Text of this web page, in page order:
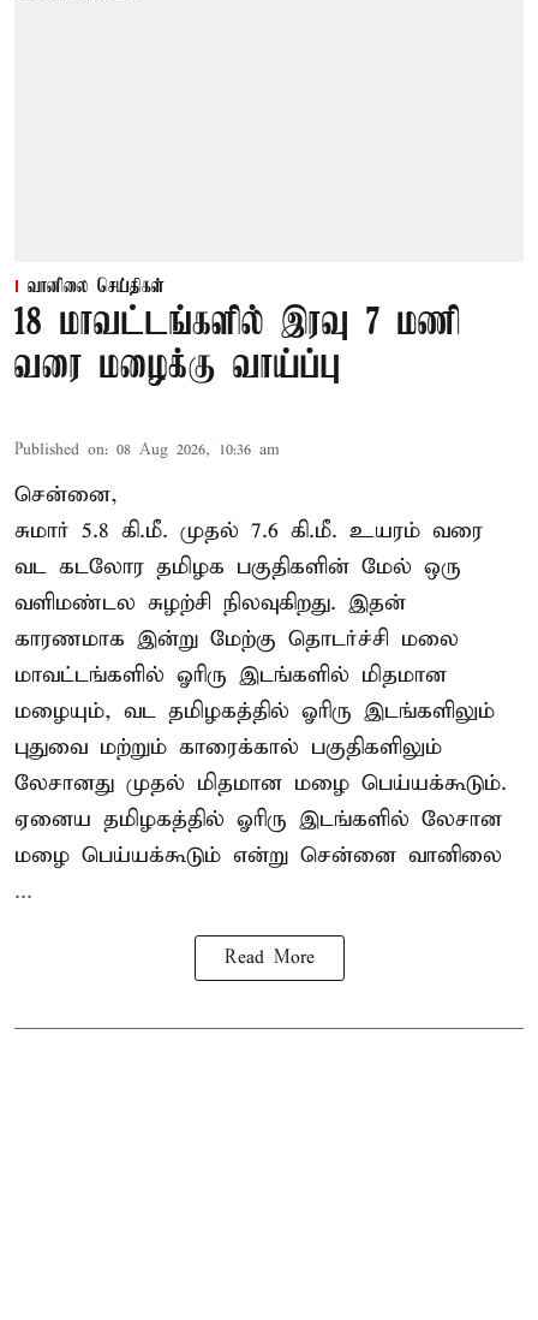
வானிலை செய்திகள்
18 மாவட்டங்களில் இரவு 7 மணி
வரை மழைக்கு வாய்ப்பு
Published on: 08 Aug 2026, 10:36 am
சென்னை,
சுமார் 5.8 கி.மீ. முதல் 7.6 கி.மீ. உயரம் வரை
வட கடலோர தமிழக பகுதிகளின் மேல் ஒரு
வளிமண்டல சுழற்சி நிலவுகிறது. இதன்
காரணமாக இன்று மேற்கு தொடர்ச்சி மலை
மாவட்டங்களில் ஓரிரு இடங்களில் மிதமான
மழையும், வட தமிழகத்தில் ஓரிரு இடங்களிலும்
புதுவை மற்றும் காரைக்கால் பகுதிகளிலும்
லேசானது முதல் மிதமான மழை பெய்யக்கூடும்.
ஏனைய தமிழகத்தில் ஓரிரு இடங்களில் லேசான
மழை பெய்யக்கூடும் என்று சென்னை வானிலை
...
Read More